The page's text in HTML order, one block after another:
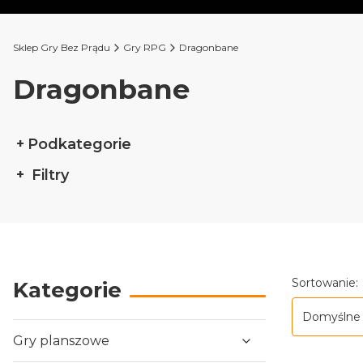
Sklep Gry Bez Prądu Gry RPG Dragonbane
Dragonbane
Podkategorie
Filtry
Kategorie
Gry planszowe
Lista
Sortowanie:
Domyślne